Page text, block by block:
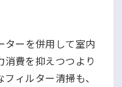
ターを併用して室内
費を抑えつつより
ィルター清掃も、